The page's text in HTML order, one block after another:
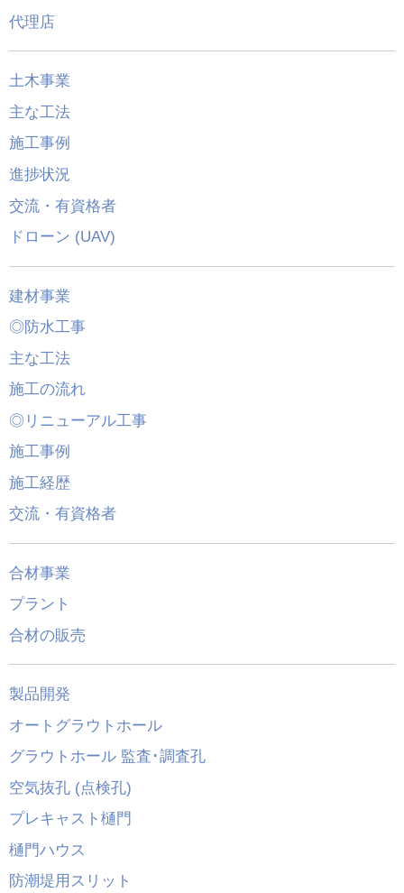
代理店
土木事業
主な工法
施工事例
進捗状況
交流・有資格者
ドローン (UAV)
建材事業
◎防水工事
主な工法
施工の流れ
◎リニューアル工事
施工事例
施工経歴
交流・有資格者
合材事業
プラント
合材の販売
製品開発
オートグラウトホール
グラウトホール 監査･調査孔
空気抜孔 (点検孔)
プレキャスト樋門
樋門ハウス
防潮堤用スリット